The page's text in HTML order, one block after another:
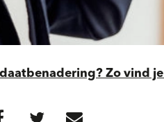
Zo vind